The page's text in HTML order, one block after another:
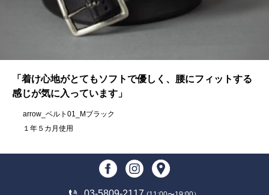
「着け心地がとてもソフトで優しく、腰にフィットする
感じが気に入っています」
arrow_ベルト01_Mブラック
１年５カ月使用